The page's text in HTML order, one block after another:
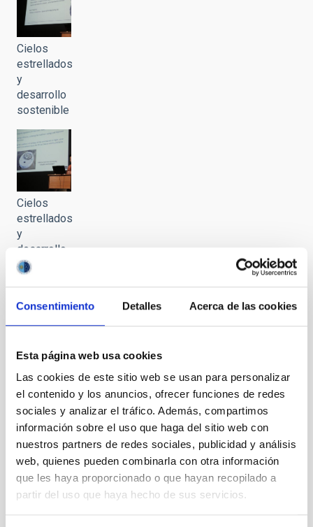
Consentimiento Detalles Acerca de las cookies
Esta página web usa cookies
Las cookies de este sitio web se usan para personalizar
el contenido y los anuncios, ofrecer funciones de redes
sociales y analizar el tráfico. Además, compartimos
información sobre el uso que haga del sitio web con
nuestros partners de redes sociales, publicidad y análisis
web, quienes pueden combinarla con otra información
que les haya proporcionado o que hayan recopilado a
partir del uso que haya hecho de sus servicios.
Cielos
estrellados
y
desarrollo
sostenible
Cielos
estrellados
y
desarrollo
sostenible
Cielos
estrellados
sostenible
Cielos